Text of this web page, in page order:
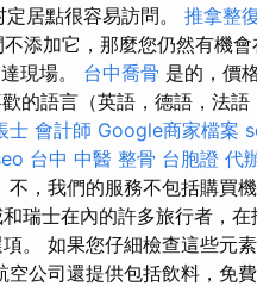
居點很容易訪問。 推拿整
添加它，那麼您仍然有機
現場。 台中喬骨 是的，價
的語言（英語，德語，法語
士 會計師 Google商家檔案
台中 中醫 整骨 台胞證 代
，我們的服務不包括購買
瑞士在內的許多旅行者，
。 如果您仔細檢查這些元
公司還提供包括飲料，免